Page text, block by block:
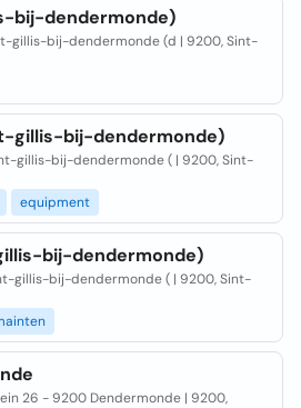
bij-dendermonde)
gillis-bij-dendermonde (d | 9200, Sint-
gillis-bij-dendermonde)
gillis-bij-dendermonde ( | 9200, Sint-
equipment
bij-dendermonde)
gillis-bij-dendermonde ( | 9200, Sint-
26 - 9200 Dendermonde | 9200,